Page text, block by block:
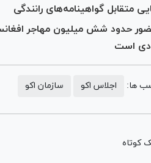
متقابل گواهینامه‌های رانندگی
حدود شش میلیون مهاجر
است
ها: اجلاس اکو سازمان اکو
کوتاه